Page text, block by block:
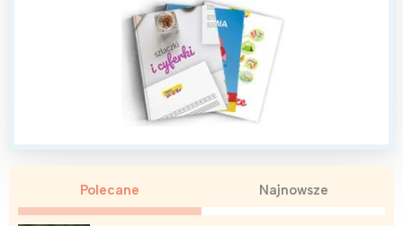
Polecane Najnowsze
Trójmiasto
Śląsk
Kraków
Południe
Północ
Wszystkie